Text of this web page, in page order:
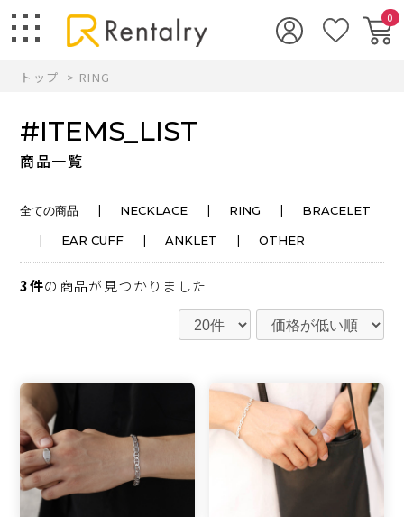
0
トップ RING
#ITEMS_LIST
商品一覧
全ての商品 | NECKLACE | RING | BRACELET
| EAR CUFF | ANKLET | OTHER
3件の商品が見つかりました